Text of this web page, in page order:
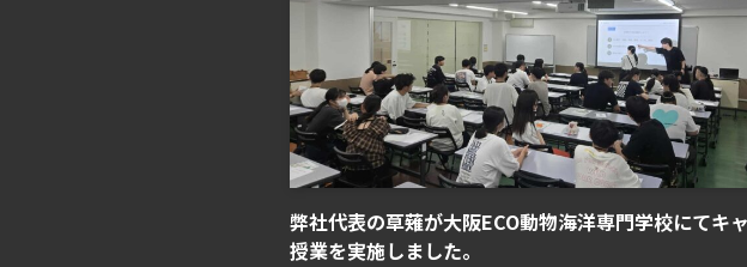
弊社代表の草薙が大阪ECO動物海洋専門学校にてキ
授業を実施しました。